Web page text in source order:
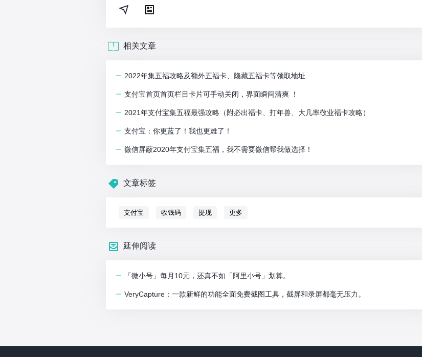
相关文章
2022年集五福攻略及额外五福卡、隐藏五福卡等领取地址
支付宝首页首页栏目卡片可手动关闭，界面瞬间清爽 ！
2021年支付宝集五福最强攻略（附必出福卡、打年兽、大几率敬业福卡攻略）
支付宝：你更蓝了！我也更难了！
微信屏蔽2020年支付宝集五福，我不需要微信帮我做选择！
文章标签
支付宝 收钱码 提现 更多
延伸阅读
「微小号」每月10元，还真不如「阿里小号」划算。
VeryCapture：一款新鲜的功能全面免费截图工具，截屏和录屏都毫无压力。